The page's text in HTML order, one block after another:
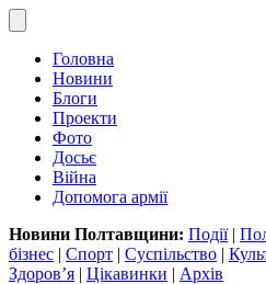
Головна
Новини
Блоги
Проекти
Фото
Досьє
Війна
Допомога армії
Новини Полтавщини: Події|
бізнес | Спорт | Суспільство |
Здоров’я | Цікавинки | Архів